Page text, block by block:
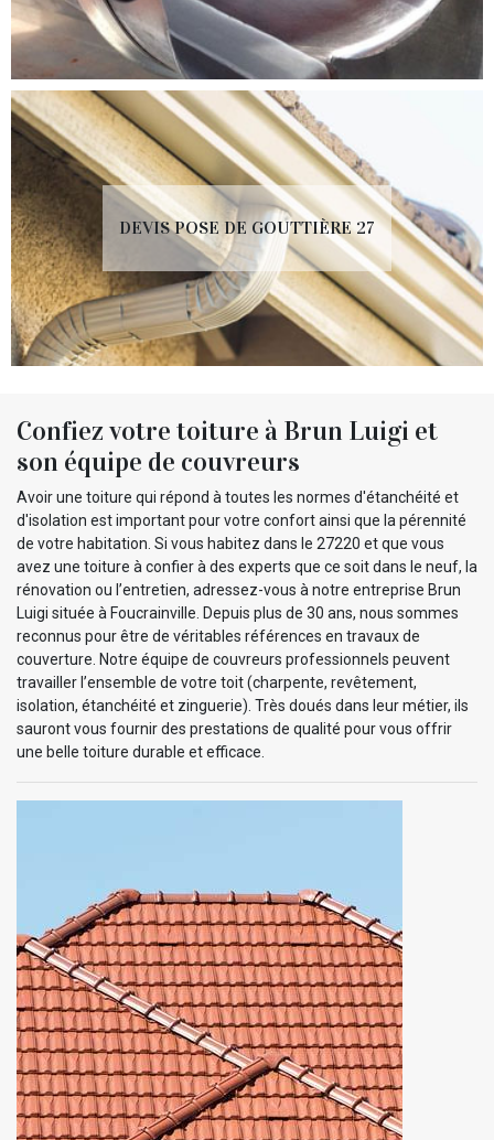
DEVIS POSE DE GOUTTIÈRE 27
Confiez votre toiture à Brun Luigi et
son équipe de couvreurs
Avoir une toiture qui répond à toutes les normes d'étanchéité et
d'isolation est important pour votre confort ainsi que la pérennité
de votre habitation. Si vous habitez dans le 27220 et que vous
avez une toiture à confier à des experts que ce soit dans le neuf, la
rénovation ou l’entretien, adressez-vous à notre entreprise Brun
Luigi située à Foucrainville. Depuis plus de 30 ans, nous sommes
reconnus pour être de véritables références en travaux de
couverture. Notre équipe de couvreurs professionnels peuvent
travailler l’ensemble de votre toit (charpente, revêtement,
isolation, étanchéité et zinguerie). Très doués dans leur métier, ils
sauront vous fournir des prestations de qualité pour vous offrir
une belle toiture durable et efficace.